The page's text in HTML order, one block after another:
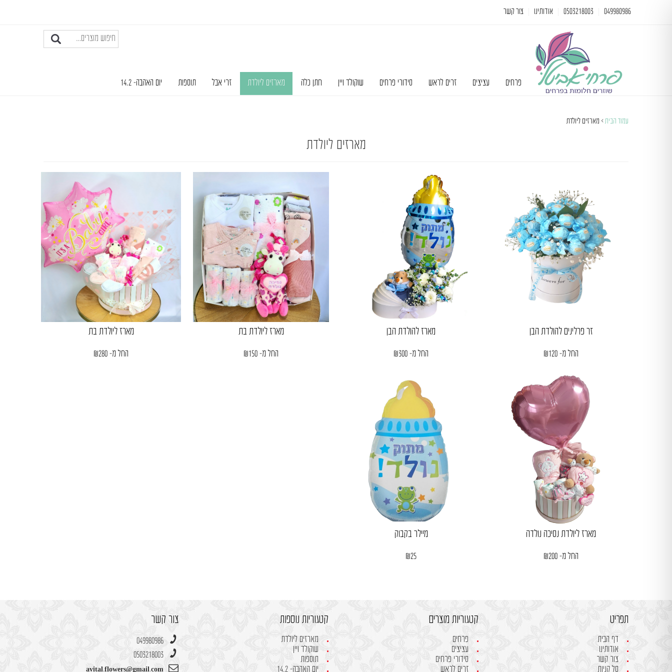
049980986
0503218003 אודותינו צור קשר
פרחים עציצים זרים לראש סידורי פרחים שוקולד ויין חתן כלה מארזים ליולדת זרי אבל תוספות יום האהבה- 14.2
עמוד הבית > מארזים ליולדת
מארזים ליולדת
זר פרלינים להולדת הבן
החל מ- ₪120
מארז להולדת הבן
החל מ- ₪300
מארז ליולדת בת
החל מ- ₪150
מארז ליולדת בת
החל מ- ₪280
מארז ליולדת נסיכה נולדה
החל מ- ₪200
מיילר בקבוק
₪25
תפריט
דף הבית
אודותינו
צור קשר
סל קניות
קטגוריות מוצרים
פרחים
עציצים
סידורי פרחים
זרים לראש
קטגוריות נוספות
מארזים ליולדת
שוקולד ויין
תוספות
יום האהבה- 14.2
צור קשר
049980986
0503218003
avital.flowers@gmail.com